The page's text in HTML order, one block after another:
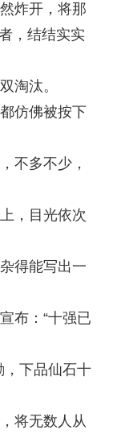
炸开，将那
，结结实实
淘汰。
仿佛被按下
不多不少，
，目光依次
得能写出一
布：“十强已
下品仙石十
将无数人从